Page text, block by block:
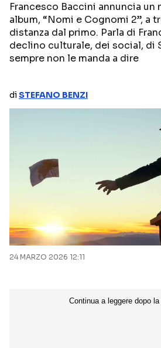
Streaming
NETFLIX
Categorie
RETROSCENA
Francesco Baccini annuncia
album, “Nomi e Cognomi 2”, a
distanza dal primo. Parla di
declino culturale, dei social, di
sempre non le manda a dire
diSTEFANO BENZI
24 MARZO 2026 12:11